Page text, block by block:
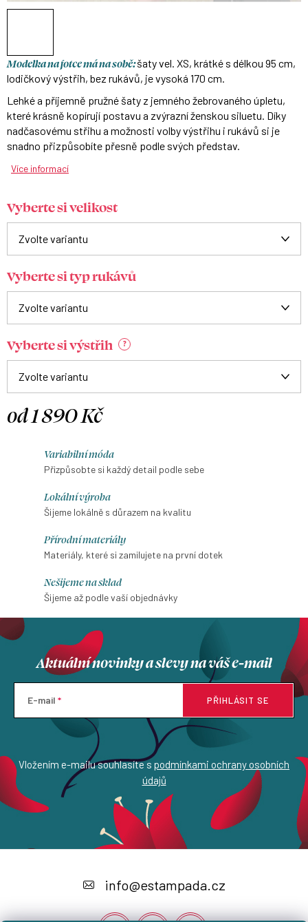
Modelka na fotce má na sobě:šaty vel. XS, krátké s délkou 95 cm,
lodičkový výstřih, bez rukávů, je vysoká 170 cm.
Lehké a příjemně pružné šaty z jemného žebrovaného úpletu,
které krásně kopírují postavu a zvýrazní ženskou siluetu. Díky
nadčasovému střihu a možnosti volby výstřihu i rukávů si je
snadno přizpůsobíte přesně podle svých představ.
Více informací
Vyberte si velikost
Vyberte si typ rukávů
Vyberte si výstřih ?
od1 890 Kč
Variabilní móda
Přizpůsobte si každý detail podle sebe
Lokální výroba
Šijeme lokálně s důrazem na kvalitu
Přírodní materiály
Materiály, které si zamilujete na první dotek
Nešijeme na sklad
Šijeme až podle vaší objednávky
Aktuální novinky a slevy na váš e-mail
E-mail
Vložením e-mailu souhlasíte s podmínkami ochrany osobních
údajů
PŘIHLÁSIT SE
info@estampada.cz